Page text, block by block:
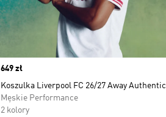
Price
649 zł
Koszulka Liverpool FC 26/27 Away Authentic
Męskie Performance
2 kolory